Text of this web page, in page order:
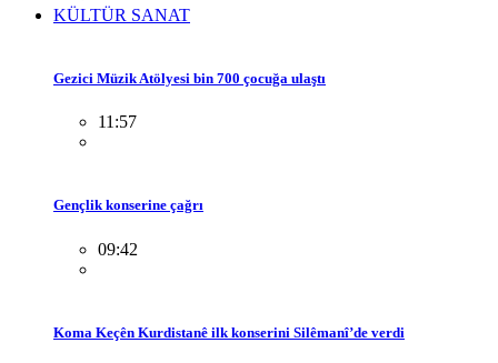
KÜLTÜR SANAT
Gezici Müzik Atölyesi bin 700 çocuğa ulaştı
11:57
Gençlik konserine çağrı
09:42
Koma Keçên Kurdistanê ilk konserini Silêmanî’de verdi